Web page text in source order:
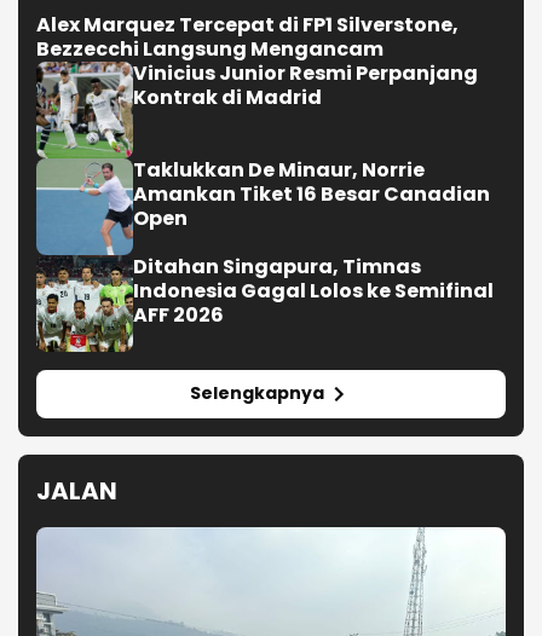
Alex Marquez Tercepat di FP1 Silverstone,
Bezzecchi Langsung Mengancam
Vinicius Junior Resmi Perpanjang
Kontrak di Madrid
Taklukkan De Minaur, Norrie
Amankan Tiket 16 Besar Canadian
Open
Ditahan Singapura, Timnas
Indonesia Gagal Lolos ke Semifinal
AFF 2026
Selengkapnya
JALAN